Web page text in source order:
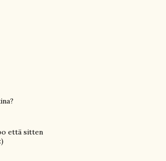
että sitten